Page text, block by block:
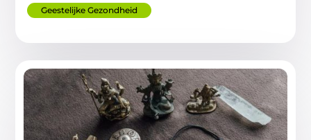
Geestelijke Gezondheid